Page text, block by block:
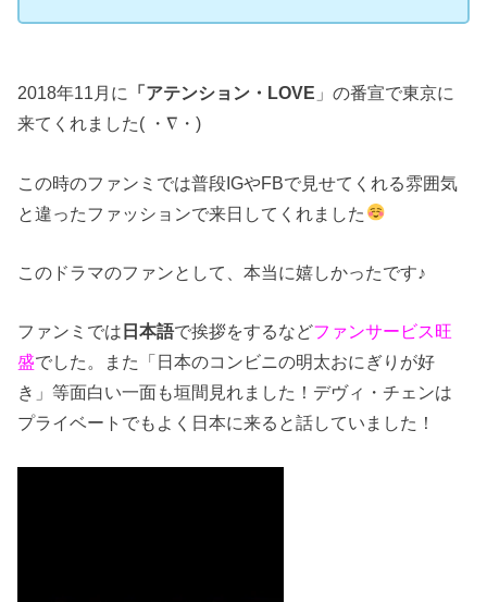
2018年11月に 「アテンション・LOVE 」の番宣で東京に
来てくれました( ・∇・)
この時のファンミでは普段IGやFBで見せてくれる雰囲気
と違ったファッションで来日してくれました
このドラマのファンとして、本当に嬉しかったです♪
ファンミでは 日本語で挨拶をするなどファンサービス旺
盛でした。また「日本のコンビニの明太おにぎりが好
き」等面白い一面も垣間見れました！デヴィ・チェンは
プライベートでもよく日本に来ると話していました！